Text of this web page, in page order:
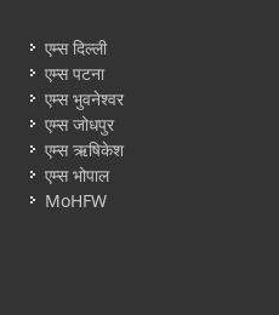
एम्स दिल्ली
एम्स पटना
एम्स भुवनेश्वर
एम्स जोधपुर
एम्स ऋषिकेश
एम्स भोपाल
MoHFW